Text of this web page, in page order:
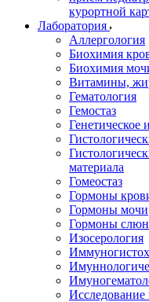
курортной
Лаборатория
Аллергология
Биохимия
Биохимия
Витамины,
Гематология
Гемостаз
Генетическое
материала
Гомеостаз
Гормоны
Гормоны мочи
Гормоны
Изосерология